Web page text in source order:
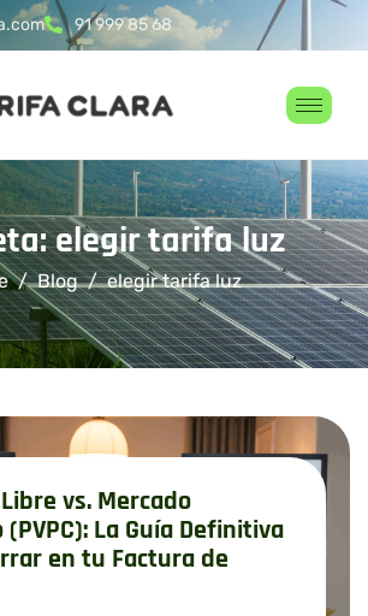
91 999 85 68
elegir tarifa luz
Blog elegir tarifa luz
vs. Mercado
(PVPC): La Guía Definitiva
en tu Factura de